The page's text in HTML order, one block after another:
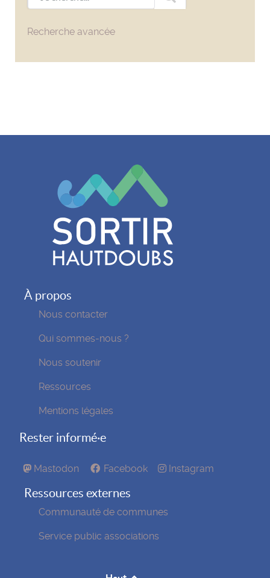
Recherche avancée
À propos
Nous contacter
Qui sommes-nous ?
Nous soutenir
Ressources
Mentions légales
Rester informé·e
Mastodon Facebook Instagram
Ressources externes
Communauté de communes
Service public associations